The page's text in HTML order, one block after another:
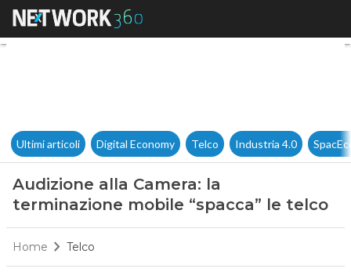
Audizione alla Camera: la
Ultimi articoli Digital Economy Telco Industria 4.0
Audizione alla Camera: la
terminazione mobile “spacca” le telco
Home Telco